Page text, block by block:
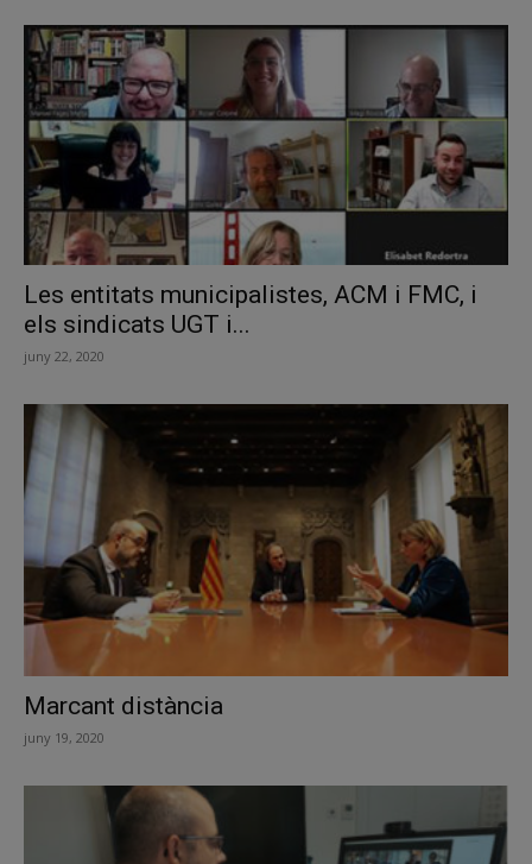
Les entitats municipalistes, ACM i FMC, i
els sindicats UGT i...
juny 22, 2020
Marcant distància
juny 19, 2020